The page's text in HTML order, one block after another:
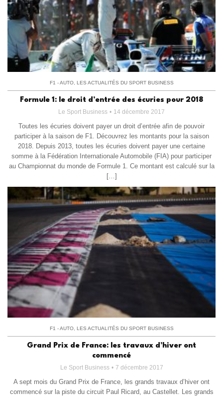
F1 - AUTO, LES ACTUALITÉS DU SPORT BUSINESS
Formule 1: le droit d’entrée des écuries pour 2018
Le Sport Business 14 décembre 2017
Toutes les écuries doivent payer un droit d’entrée afin de pouvoir
participer à la saison de F1. Découvrez les montants pour la saison
2018. Depuis 2013, toutes les écuries doivent payer une certaine
somme à la Fédération Internationale Automobile (FIA) pour participer
au Championnat du monde de Formule 1. Ce montant est calculé sur la
[…]
F1 - AUTO, LES ACTUALITÉS DU SPORT BUSINESS
Grand Prix de France: les travaux d’hiver ont
commencé
Le Sport Business 7 décembre 2017
A sept mois du Grand Prix de France, les grands travaux d’hiver ont
commencé sur la piste du circuit Paul Ricard, au Castellet. Les grands